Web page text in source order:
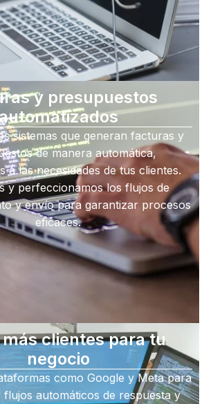
y presupuestos
sistemas que generan facturas y
de manera automática,
a las necesidades de tus clientes.
y perfeccionamos los flujos de
y envío para garantizar procesos
eficaces.
clientes para tu
negocio
como Google y Meta para
flujos automáticos de respuesta y